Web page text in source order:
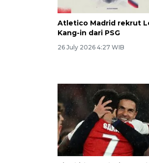
Atletico Madrid rekrut
Kang-in dari PSG
26 July 2026 4:27 WIB